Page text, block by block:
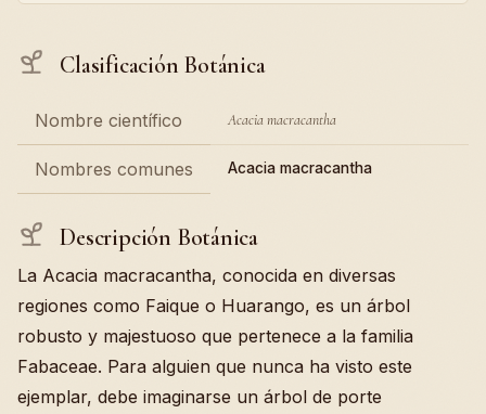
Clasificación Botánica
Nombre científico Acacia macracantha
Nombres comunes Acacia macracantha
Descripción Botánica
La Acacia macracantha, conocida en diversas
regiones como Faique o Huarango, es un árbol
robusto y majestuoso que pertenece a la familia
Fabaceae. Para alguien que nunca ha visto este
ejemplar, debe imaginarse un árbol de porte